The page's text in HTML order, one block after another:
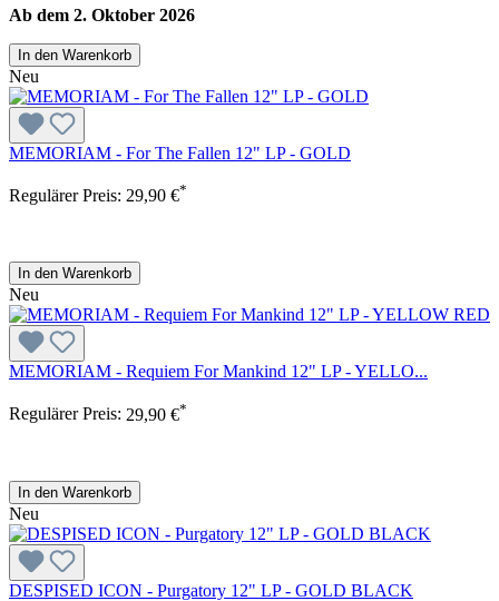
Ab dem 2. Oktober 2026
In den Warenkorb
Neu
MEMORIAM - For The Fallen 12" LP - GOLD
Regulärer Preis: 29,90 €*
In den Warenkorb
Neu
MEMORIAM - Requiem For Mankind 12" LP - YELLO...
Regulärer Preis: 29,90 €*
In den Warenkorb
Neu
DESPISED ICON - Purgatory 12" LP - GOLD BLACK